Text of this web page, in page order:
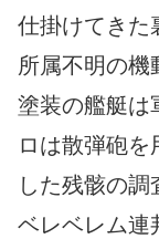
仕掛けてきた
所属不明の機
塗装の艦艇は
ロは散弾砲を
した残骸の
ベレベレム連